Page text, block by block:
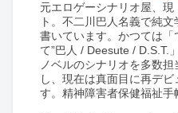
元エロゲーシナリオ屋、
ト。不二川巴人名義で純
書いています。かつては「
て”巴人 / Deesute / D.S.T.
ノベルのシナリオを多数
し、現在は真面目に再デ
す。精神障害者保健福祉手